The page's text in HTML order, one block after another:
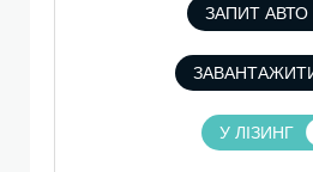
ЗАПИТ АВТО
У ЛІЗИНГ